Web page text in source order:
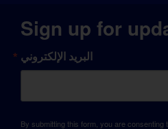
Sign up for
البريد الإلكتروني
By submitting this form, you are